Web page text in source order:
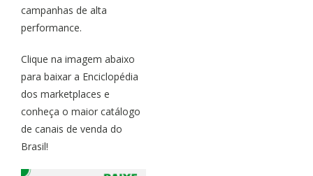
campanhas de alta
performance.
Clique na imagem abaixo
para baixar a Enciclopédia
dos marketplaces e
conheça o maior catálogo
de canais de venda do
Brasil!